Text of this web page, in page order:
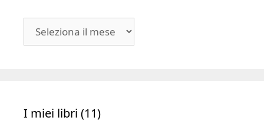
I miei libri (11)